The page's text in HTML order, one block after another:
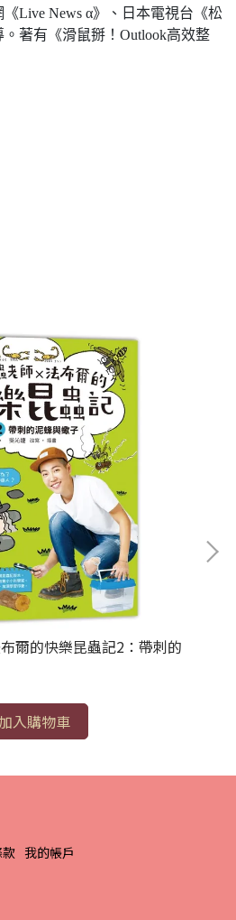
Live News α》、日本電視台《松
著有《滑鼠掰！Outlook高效整
爾的快樂昆蟲記2：帶刺的
入購物車
我的帳戶